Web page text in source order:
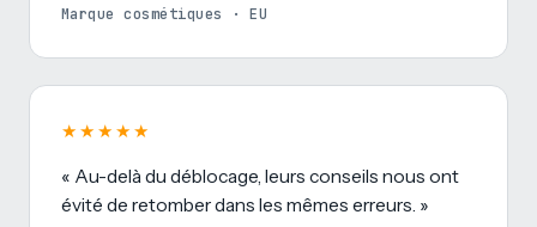
Marque cosmétiques · EU
★★★★★
« Au-delà du déblocage, leurs conseils nous ont
évité de retomber dans les mêmes erreurs. »